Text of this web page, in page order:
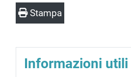
Stampa
Informazioni utili